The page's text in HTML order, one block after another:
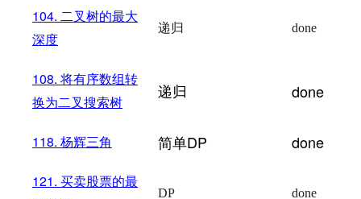
104. 二叉树的最大
深度
递归 done
108. 将有序数组转
换为二叉搜索树
递归 done
118. 杨辉三角 简单DP done
121. 买卖股票的最
DP done